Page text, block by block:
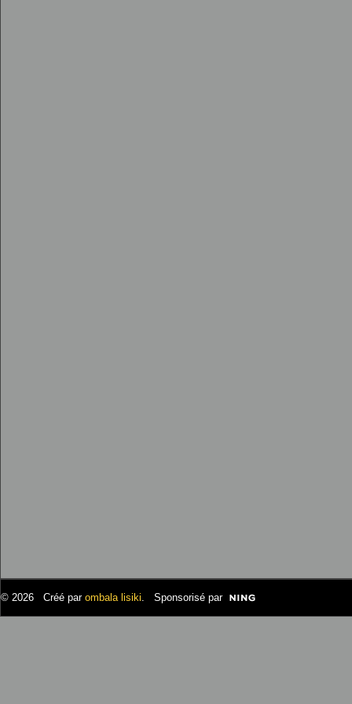
© 2026 Créé par ombala lisiki. Sponsorisé par